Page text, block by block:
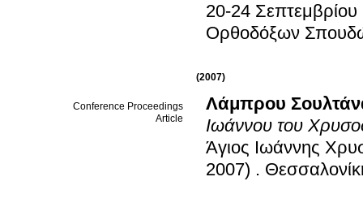
20-24 Σεπτεμβρίου
Ορθοδόξων
(2007)
Conference Proceedings
Article
Λάμπρου
Ιωάννου του
Άγιος Ιωάννης
2007) .